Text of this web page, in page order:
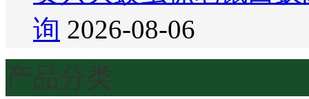
询 2026-08-06
产品分类